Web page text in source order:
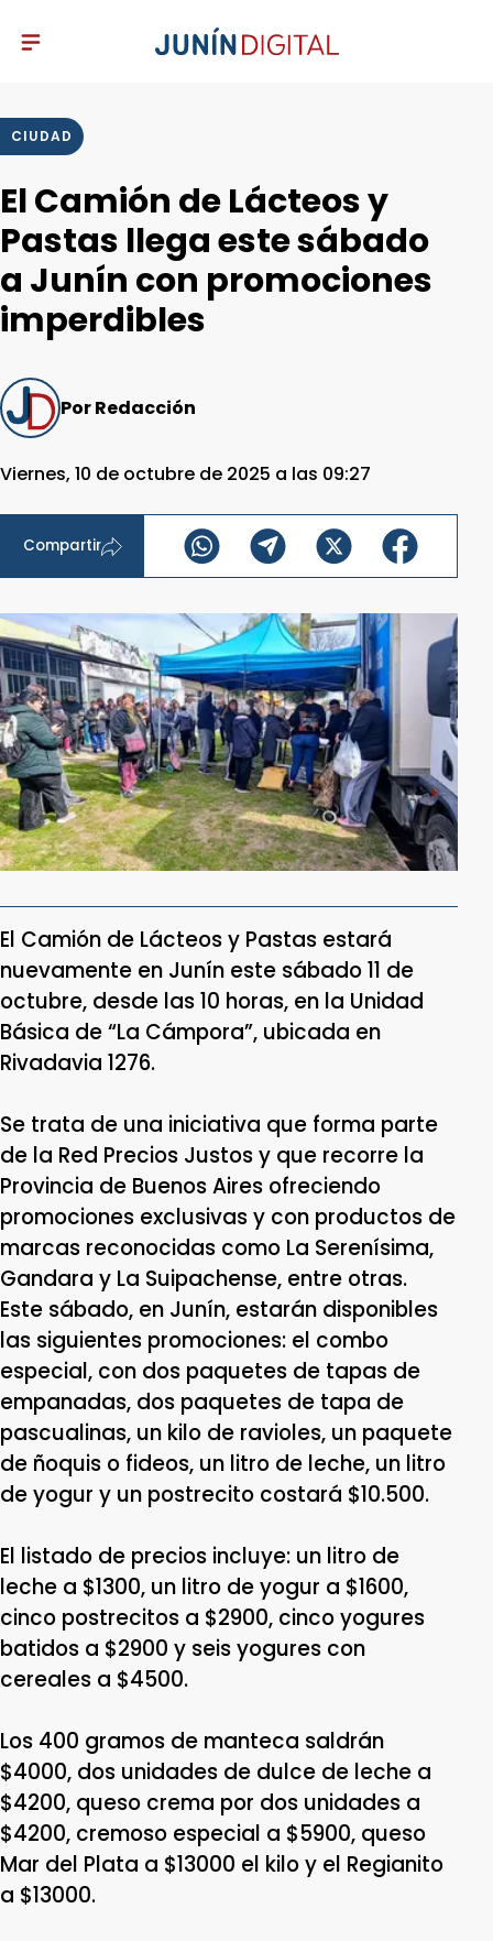
CIUDAD
El Camión de Lácteos y
Pastas llega este sábado
a Junín con promociones
imperdibles
Por Redacción
Viernes, 10 de octubre de 2025 a las 09:27
Compartir
El Camión de Lácteos y Pastas estará
nuevamente en Junín este sábado 11 de
octubre, desde las 10 horas, en la Unidad
Básica de “La Cámpora”, ubicada en
Rivadavia 1276.
Se trata de una iniciativa que forma parte
de la Red Precios Justos y que recorre la
Provincia de Buenos Aires ofreciendo
promociones exclusivas y con productos de
marcas reconocidas como La Serenísima,
Gandara y La Suipachense, entre otras.
Este sábado, en Junín, estarán disponibles
las siguientes promociones: el combo
especial, con dos paquetes de tapas de
empanadas, dos paquetes de tapa de
pascualinas, un kilo de ravioles, un paquete
de ñoquis o fideos, un litro de leche, un litro
de yogur y un postrecito costará $10.500.
El listado de precios incluye: un litro de
leche a $1300, un litro de yogur a $1600,
cinco postrecitos a $2900, cinco yogures
batidos a $2900 y seis yogures con
cereales a $4500.
Los 400 gramos de manteca saldrán
$4000, dos unidades de dulce de leche a
$4200, queso crema por dos unidades a
$4200, cremoso especial a $5900, queso
Mar del Plata a $13000 el kilo y el Regianito
a $13000.